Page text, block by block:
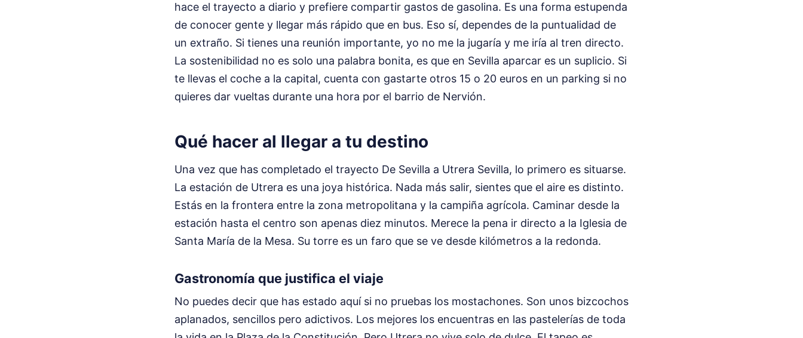
hace el trayecto a diario y prefiere compartir gastos de gasolina. Es una forma estupenda
de conocer gente y llegar más rápido que en bus. Eso sí, dependes de la puntualidad de
un extraño. Si tienes una reunión importante, yo no me la jugaría y me iría al tren directo.
La sostenibilidad no es solo una palabra bonita, es que en Sevilla aparcar es un suplicio. Si
te llevas el coche a la capital, cuenta con gastarte otros 15 o 20 euros en un parking si no
quieres dar vueltas durante una hora por el barrio de Nervión.
Qué hacer al llegar a tu destino
Una vez que has completado el trayecto De Sevilla a Utrera Sevilla, lo primero es situarse.
La estación de Utrera es una joya histórica. Nada más salir, sientes que el aire es distinto.
Estás en la frontera entre la zona metropolitana y la campiña agrícola. Caminar desde la
estación hasta el centro son apenas diez minutos. Merece la pena ir directo a la Iglesia de
Santa María de la Mesa. Su torre es un faro que se ve desde kilómetros a la redonda.
Gastronomía que justifica el viaje
No puedes decir que has estado aquí si no pruebas los mostachones. Son unos bizcochos
aplanados, sencillos pero adictivos. Los mejores los encuentras en las pastelerías de toda